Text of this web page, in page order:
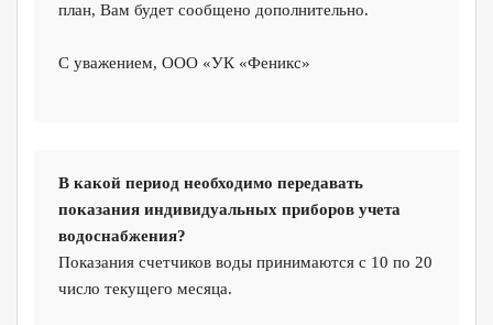
план, Вам будет сообщено дополнительно.
С уважением, ООО «УК «Феникс»
В какой период необходимо передавать
показания индивидуальных приборов учета
водоснабжения?
Показания счетчиков воды принимаются с 10 по 20
число текущего месяца.